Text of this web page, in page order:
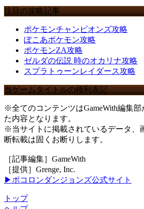
注目の攻略記事
ポケモンチャンピオンズ攻略
ぽこあポケモン攻略
ポケモンZA攻略
ゼルダの伝説 時のオカリナ攻略
スプラトゥーンレイダース攻略
当ゲームタイトルの権利表記
※全てのコンテンツはGameWith編集
た内容となります。
※当サイトに掲載されているデータ、
断転載は固くお断りします。
［記事編集］GameWith
［提供］Grenge, Inc.
▶ポコロンダンジョンズ公式サイト
トップ